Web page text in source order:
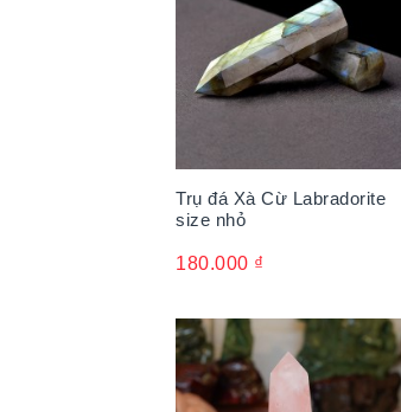
Trụ đá Xà Cừ Labradorite
size nhỏ
180.000 ₫